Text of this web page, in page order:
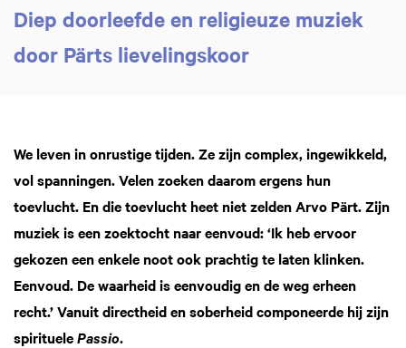
Diep doorleefde en religieuze muziek
door Pärts lievelingskoor
We leven in onrustige tijden. Ze zijn complex, ingewikkeld,
vol spanningen. Velen zoeken daarom ergens hun
toevlucht. En die toevlucht heet niet zelden Arvo Pärt. Zijn
muziek is een zoektocht naar eenvoud: ‘Ik heb ervoor
gekozen een enkele noot ook prachtig te laten klinken.
Eenvoud. De waarheid is eenvoudig en de weg erheen
recht.’ Vanuit directheid en soberheid componeerde hij zijn
spirituele Passio.